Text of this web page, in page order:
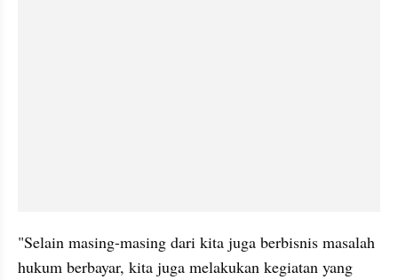
"Selain masing-masing dari kita juga berbisnis masalah
hukum berbayar, kita juga melakukan kegiatan yang